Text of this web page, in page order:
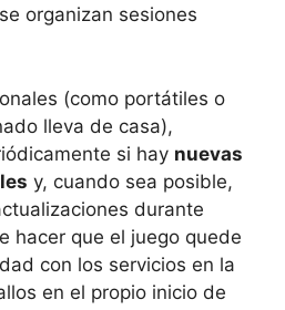
organizan sesiones
(como portátiles o
lleva de casa),
si hay nuevas
y, cuando sea posible,
durante
hacer que el juego quede
con los servicios en la
en el propio inicio de